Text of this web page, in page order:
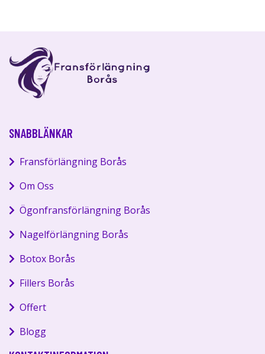
SNABBLÄNKAR
Fransförlängning Borås
Om Oss
Ögonfransförlängning Borås
Nagelförlängning Borås
Botox Borås
Fillers Borås
Offert
Blogg